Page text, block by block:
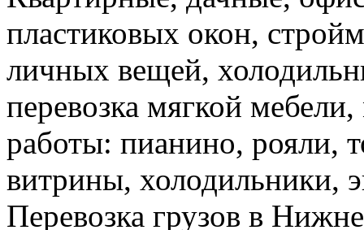
пластиковых окон,
личных вещей,
перевозка мягкой
работы: пианино, рояли,
витрины, холодильники,
Перевозка грузов в